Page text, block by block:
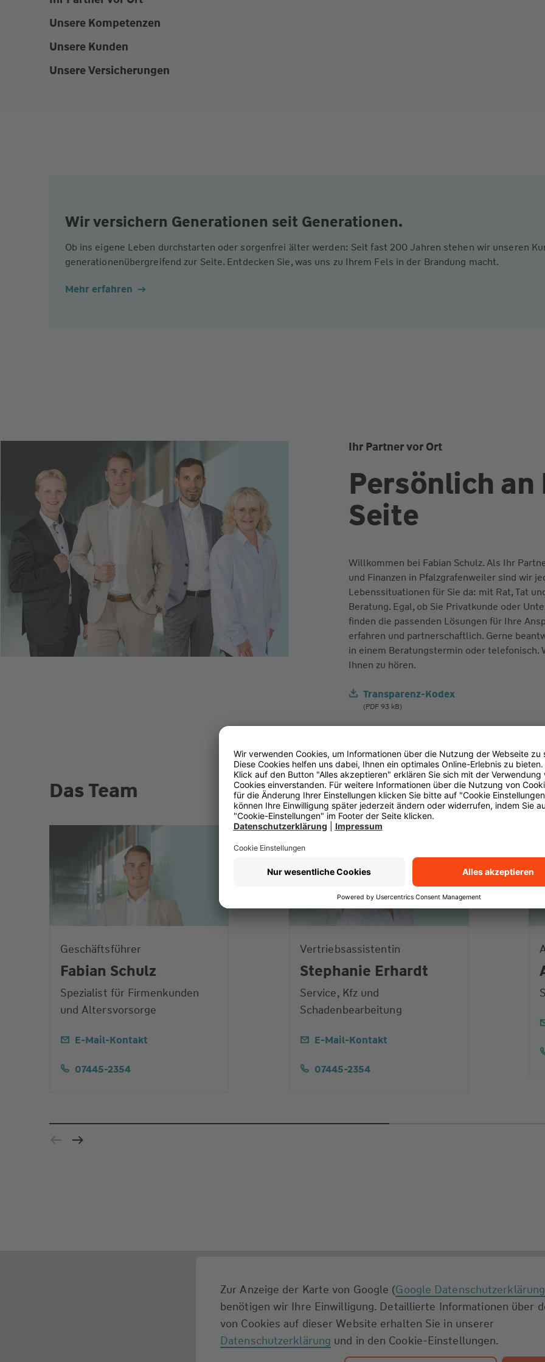
Unsere Kompetenzen
Unsere Kunden
Unsere Versicherungen
Wir versichern Generationen seit Generationen.
Ob ins eigene Leben durchstarten oder sorgenfrei älter werden: Seit fast 200 Jahren stehen wir unseren
generationenübergreifend zur Seite. Entdecken Sie, was uns zu Ihrem Fels in der Brandung macht.
Mehr erfahren
Ihr Partner vor Ort
Persönlich an
Seite
Willkommen bei Fabian Schulz. Als Ihr
und Finanzen in Pfalzgrafenweiler sind wir
Lebenssituationen für Sie da: mit Rat, Tat
Beratung. Egal, ob Sie Privatkunde oder
finden die passenden Lösungen für Ihre
erfahren und partnerschaftlich. Gerne
in einem Beratungstermin oder telefonisch.
Ihnen zu hören.
Transparenz-Kodex
(PDF 93 kB)
Das Team
Geschäftsführer
Fabian Schulz
Spezialist für Firmenkunden
und Altersvorsorge
E-Mail-Kontakt
07445-2354
Vertriebsassistentin
Stephanie Erhardt
Service, Kfz und
Schadenbearbeitung
E-Mail-Kontakt
07445-2354
Zur Anzeige der Karte von Google (Google Datenschutzerklärung
benötigen wir Ihre Einwilligung. Detaillierte Informationen über
von Cookies auf dieser Website erhalten Sie in unserer
Datenschutzerklärung und in den Cookie-Einstellungen.